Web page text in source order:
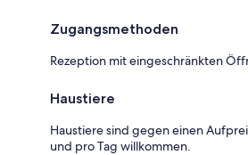
Zugangsmethoden
Rezeption mit eingeschränkten
Haustiere
Haustiere sind gegen einen
und pro Tag willkommen.